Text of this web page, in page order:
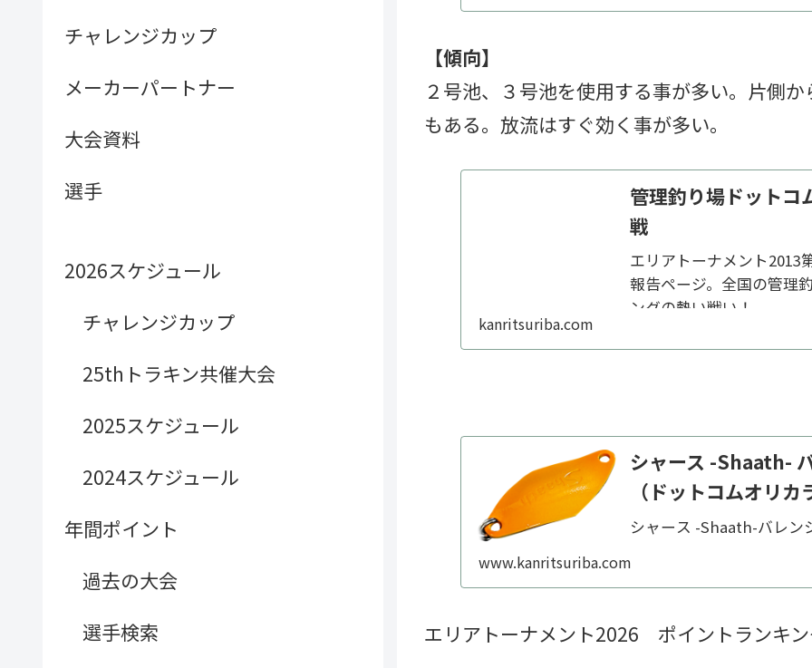
【傾向】
２号池、３号池を使用する事が多い。片側
もある。放流はすぐ効く事が多い。
管理釣り場ドットコ
戦
エリアトーナメント2013
報告ページ。全国の管理
ングの熱い戦い！
kanritsuriba.com
シャース -Shaath-
（ドットコムオリカ
シャース -Shaath-バレン
www.kanritsuriba.com
エリアトーナメント2026 ポイントランキ
チャレンジカップ
メーカーパートナー
大会資料
選手
2026スケジュール
チャレンジカップ
25thトラキン共催大会
2025スケジュール
2024スケジュール
年間ポイント
過去の大会
選手検索